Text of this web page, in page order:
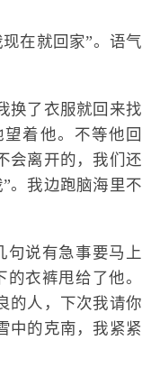
在就回家”。语气
换了衣服就回来找
着他。不等他回
会离开的，我们还
。我边跑脑海里不
句说有急事要马上
衣裤甩给了他。
的人，下次我请你
中的克南，我紧紧